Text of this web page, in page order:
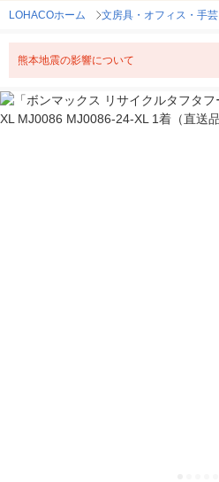
LOHACOホーム 文房具・オフィス・手芸
熊本地震の影響について